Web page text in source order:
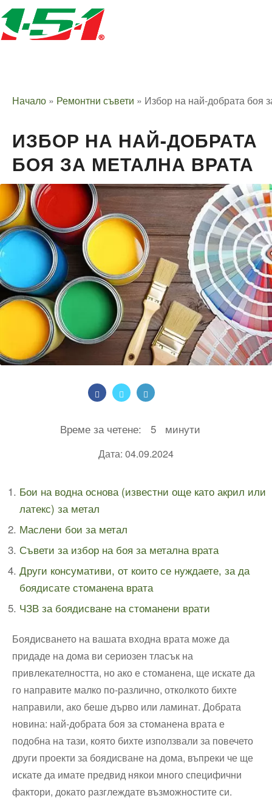
Начало » Ремонтни съвети » Избор на най-добрата боя
ИЗБОР НА НАЙ-ДОБРАТА
БОЯ ЗА МЕТАЛНА ВРАТА
Време за четене: 5 минути
Дата: 04.09.2024
Бои на водна основа (известни още като акрил или
латекс) за метал
Маслени бои за метал
Съвети за избор на боя за метална врата
Други консумативи, от които се нуждаете, за да
боядисате стоманена врата
ЧЗВ за боядисване на стоманени врати
Боядисването на вашата входна врата може да
придаде на дома ви сериозен тласък на
привлекателността, но ако е стоманена, ще искате да
го направите малко по-различно, отколкото бихте
направили, ако беше дърво или ламинат. Добрата
новина: най-добрата боя за стоманена врата е
подобна на тази, която бихте използвали за повечето
други проекти за боядисване на дома, въпреки че ще
искате да имате предвид някои много специфични
фактори, докато разглеждате възможностите си.